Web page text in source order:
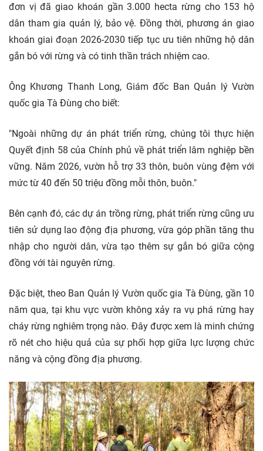
đơn vị đã giao khoán gần 3.000 hecta rừng cho 153 hộ
dân tham gia quản lý, bảo vệ. Đồng thời, phương án giao
khoán giai đoạn 2026-2030 tiếp tục ưu tiên những hộ dân
gắn bó với rừng và có tinh thần trách nhiệm cao.
Ông Khương Thanh Long, Giám đốc Ban Quản lý Vườn
quốc gia Tà Đùng cho biết:
"Ngoài những dự án phát triển rừng, chúng tôi thực hiện
Quyết định 58 của Chính phủ về phát triển lâm nghiệp bền
vững. Năm 2026, vườn hỗ trợ 33 thôn, buôn vùng đệm với
mức từ 40 đến 50 triệu đồng mỗi thôn, buôn."
Bên cạnh đó, các dự án trồng rừng, phát triển rừng cũng ưu
tiên sử dụng lao động địa phương, vừa góp phần tăng thu
nhập cho người dân, vừa tạo thêm sự gắn bó giữa cộng
đồng với tài nguyên rừng.
Đặc biệt, theo Ban Quản lý Vườn quốc gia Tà Đùng, gần 10
năm qua, tại khu vực vườn không xảy ra vụ phá rừng hay
cháy rừng nghiêm trọng nào. Đây được xem là minh chứng
rõ nét cho hiệu quả của sự phối hợp giữa lực lượng chức
năng và cộng đồng địa phương.